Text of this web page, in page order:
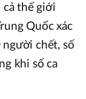
cả thế giới
Quốc xác
chết, số
khi số ca